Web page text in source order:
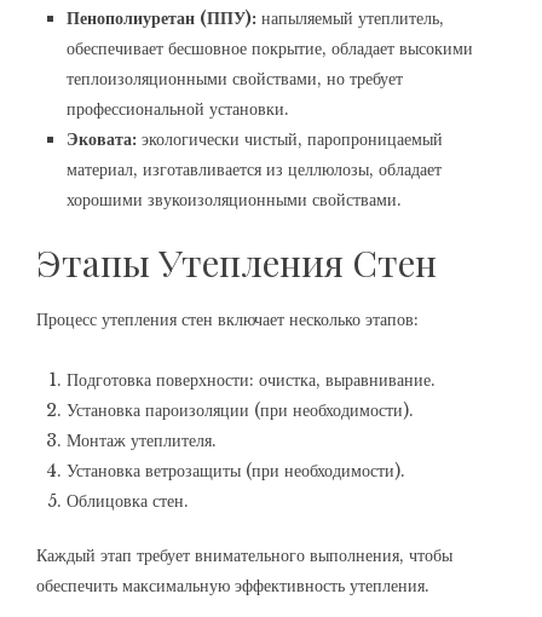
Пенополиуретан (ППУ): напыляемый утеплитель,
обеспечивает бесшовное покрытие, обладает высокими
теплоизоляционными свойствами, но требует
профессиональной установки.
Эковата: экологически чистый, паропроницаемый
материал, изготавливается из целлюлозы, обладает
хорошими звукоизоляционными свойствами.
Этапы Утепления Стен
Процесс утепления стен включает несколько этапов:
Подготовка поверхности: очистка, выравнивание.
Установка пароизоляции (при необходимости).
Монтаж утеплителя.
Установка ветрозащиты (при необходимости).
Облицовка стен.
Каждый этап требует внимательного выполнения, чтобы
обеспечить максимальную эффективность утепления.